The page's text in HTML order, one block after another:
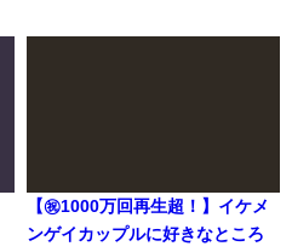
【㊗️1000万回再生超！】イケメ
ンゲイカップルに好きなところ